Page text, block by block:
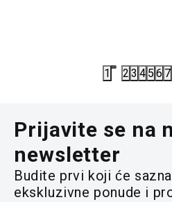
1 2 3 4 5 6 7
Prijavite se na
newsletter
Budite prvi koji će
ekskluzivne ponude i